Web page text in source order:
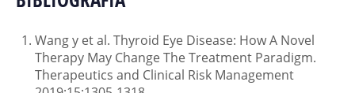
autoanticorpi attivano il TSHR4 e l’IGF-1R
complesso di segnalazione recettoriale che stimola i
fibroblasti orbitari. 4I fibroblasti orbitari attivati
proliferano, producono mediatori infiammatori e
palpebra
della malattia. Le attività più frequentemente
soggette a limitazioni sono la lettura, la guida, la vita
sociale e lavorativa.7
valutazione clinica dei segni e sintomi oculari.
metodo raccomandato dall’EUGOGO, distinguendo
malattia lieve, moderata-severa e pericolosa per la
vista.11
Wang y et al. Thyroid Eye Disease: How A Novel
Therapy May Change The Treatment Paradigm.
Therapeutics and Clinical Risk Management